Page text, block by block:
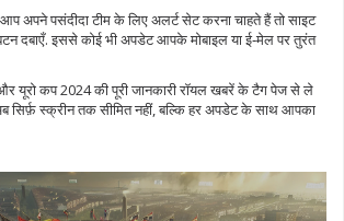
अपने पसंदीदा टीम के लिए अलर्ट सेट करना चाहते हैं तो साइट
दबाएँ. इससे कोई भी अपडेट आपके मोबाइल या ई‑मेल पर तुरंत
यूरो कप 2024 की पूरी जानकारी रॉयल खबरें के टैग पेज से ले
सिर्फ़ स्क्रीन तक सीमित नहीं, बल्कि हर अपडेट के साथ आपका